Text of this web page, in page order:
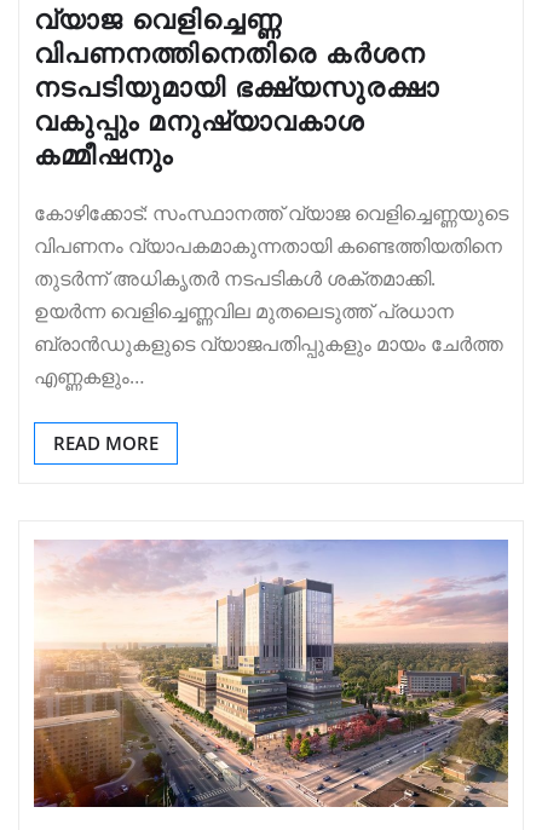
വ്യാജ വെളിച്ചെണ്ണ
വിപണനത്തിനെതിരെ കർശന
നടപടിയുമായി ഭക്ഷ്യസുരക്ഷാ
വകുപ്പും മനുഷ്യാവകാശ
കമ്മീഷനും
കോഴിക്കോട്: സംസ്ഥാനത്ത് വ്യാജ വെളിച്ചെണ്ണയുടെ
വിപണനം വ്യാപകമാകുന്നതായി കണ്ടെത്തിയതിനെ
തുടർന്ന് അധികൃതർ നടപടികൾ ശക്തമാക്കി.
ഉയർന്ന വെളിച്ചെണ്ണവില മുതലെടുത്ത് പ്രധാന
ബ്രാൻഡുകളുടെ വ്യാജപതിപ്പുകളും മായം ചേർത്ത
എണ്ണകളും…
READ MORE